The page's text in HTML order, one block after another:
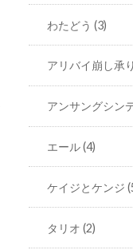
わたどう(3)
アリバイ崩し承
アンサングシン
エール(4)
ケイジとケンジ
タリオ(2)